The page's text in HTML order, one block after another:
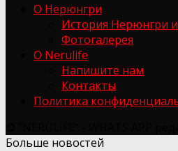
О Нерюнгри
История Нерюнгри
Фотогалерея
О Nerulife
Напишите нам
Контакты
Политика
Больше новостей